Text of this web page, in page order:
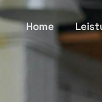
Home